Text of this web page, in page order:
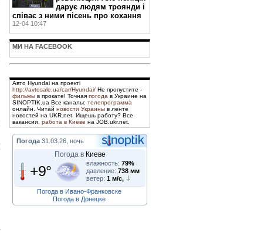
дарує людям троянди і
співає з ними пісень про кохання
12-04 10:47
МИ НА FACEBOOK
Авто Hyundai на проекті
http://avtosale.ua/car/Hyundai/ Не пропустите -
фильмы в прокате! Точная погода в Украине на
SINOPTIK.ua Все каналы: телепрограмма
онлайн. Читай новости Украины в ленте
новостей на UKR.net. Ищешь работу? Все
вакансии, работа в Киеве на JOB.ukr.net.
Погода 31.03.26, ночь
Погода в Киеве
+9° влажность: 79%
давление: 738 мм
ветер: 1 м/с,
Погода в Ивано-Франковске
Погода в Донецке